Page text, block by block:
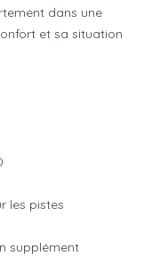
dans une
et sa situation
les pistes
supplément